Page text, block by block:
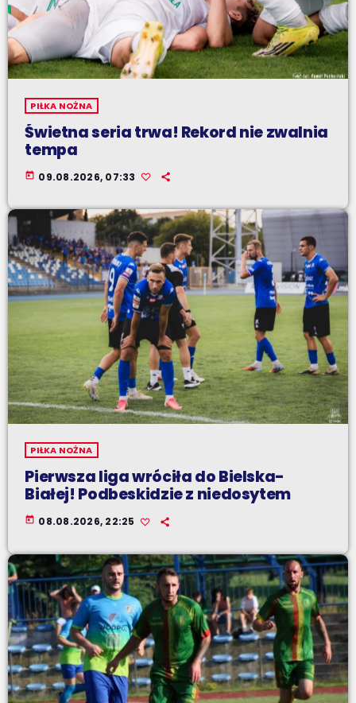
PIŁKA NOŻNA
Świetna seria trwa! Rekord nie zwalnia
tempa
today 09.08.2026, 07:33
PIŁKA NOŻNA
Pierwsza liga wróciła do Bielska-
Białej! Podbeskidzie z niedosytem
today 08.08.2026, 22:25